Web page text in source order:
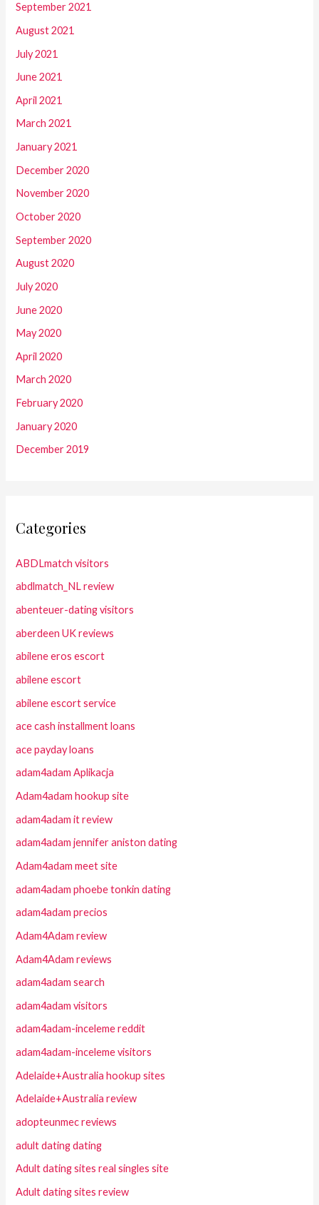
September 2021
August 2021
July 2021
June 2021
April 2021
March 2021
January 2021
December 2020
November 2020
October 2020
September 2020
August 2020
July 2020
June 2020
May 2020
April 2020
March 2020
February 2020
January 2020
December 2019
Categories
ABDLmatch visitors
abdlmatch_NL review
abenteuer-dating visitors
aberdeen UK reviews
abilene eros escort
abilene escort
abilene escort service
ace cash installment loans
ace payday loans
adam4adam Aplikacja
Adam4adam hookup site
adam4adam it review
adam4adam jennifer aniston dating
Adam4adam meet site
adam4adam phoebe tonkin dating
adam4adam precios
Adam4Adam review
Adam4Adam reviews
adam4adam search
adam4adam visitors
adam4adam-inceleme reddit
adam4adam-inceleme visitors
Adelaide+Australia hookup sites
Adelaide+Australia review
adopteunmec reviews
adult dating dating
Adult dating sites real singles site
Adult dating sites review